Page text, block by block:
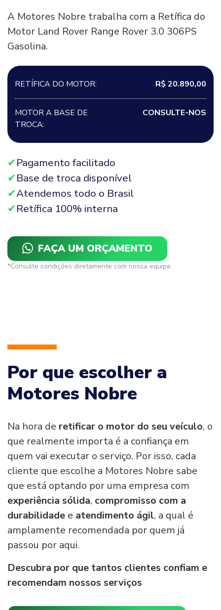
A Motores Nobre trabalha com a Retífica do
Motor Land Rover Range Rover 3.0 306PS
Gasolina.
RETÍFICA DO MOTOR: R$ 20.890,00
MOTOR A BASE DE
TROCA:
CONSULTE-NOS
Pagamento facilitado
Base de troca disponível
Atendemos todo o Brasil
Retífica 100% interna
FAÇA UM ORÇAMENTO
*Consulte condições diretamente com nossa equipe.
Por que escolher a
Motores Nobre
Na hora de retificar o motor do seu veículo, o
que realmente importa é a confiança em
quem vai executar o serviço. Por isso, cada
cliente que escolhe a Motores Nobre sabe
que está optando por uma empresa com
experiência sólida, compromisso com a
durabilidade e atendimento ágil, a qual é
amplamente recomendada por quem já
passou por aqui.
Descubra por que tantos clientes confiam e
recomendam nossos serviços